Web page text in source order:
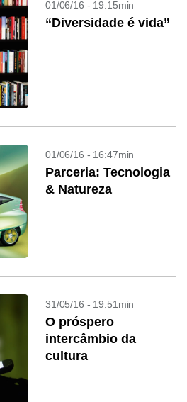
01/06/16 - 19:15min
“Diversidade é vida”
01/06/16 - 16:47min
Parceria: Tecnologia
& Natureza
31/05/16 - 19:51min
O próspero
intercâmbio da
cultura